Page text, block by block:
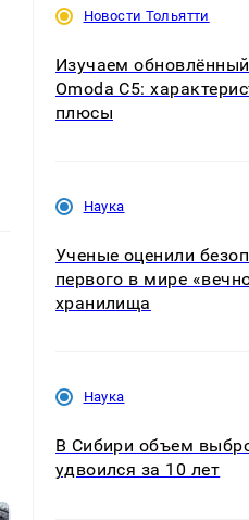
Новости Тольятти
Изучаем
Omoda C5:
плюсы
Наука
Ученые оценили
первого в мире
хранилища
Наука
В Сибири объем
удвоился за 10 лет